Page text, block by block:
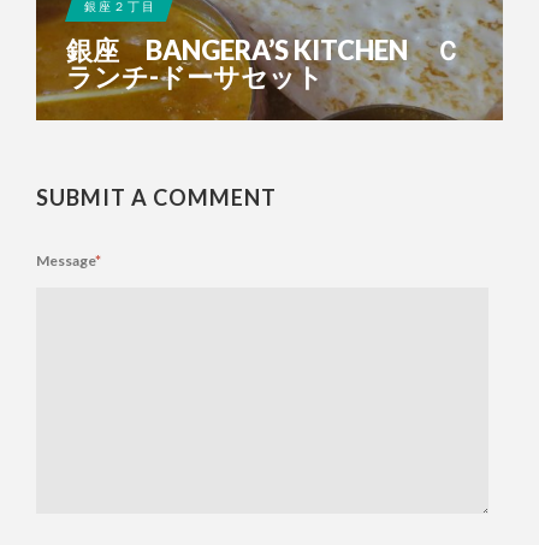
銀座２丁目
銀座 BANGERA’S KITCHEN Ｃ
ランチ-ドーサセット
SUBMIT A COMMENT
Message*